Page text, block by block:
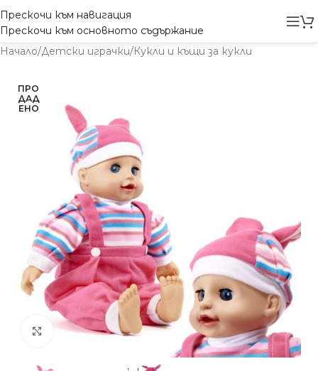
Прескочи към навигация
Прескочи към основното съдържание
Начало/Детски играчки/Кукли и къщи за кукли
ПРО
ДАД
ЕНО
Виж повече